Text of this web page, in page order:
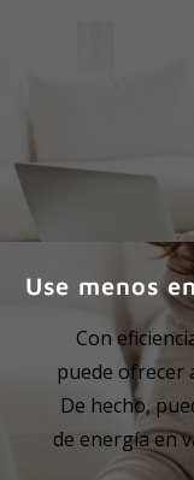
Use menos
Con
puede ofrecer
De hecho,
de energía en